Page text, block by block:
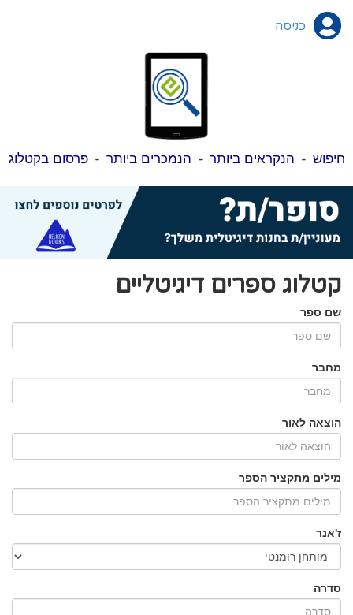
כניסה
חיפוש - הנקראים ביותר - הנמכרים ביותר -פרסום בקטלוג
קטלוג ספרים דיגיטליים
שם ספר
מחבר
הוצאה לאור
מילים מתקציר הספר
ז'אנר
סדרה